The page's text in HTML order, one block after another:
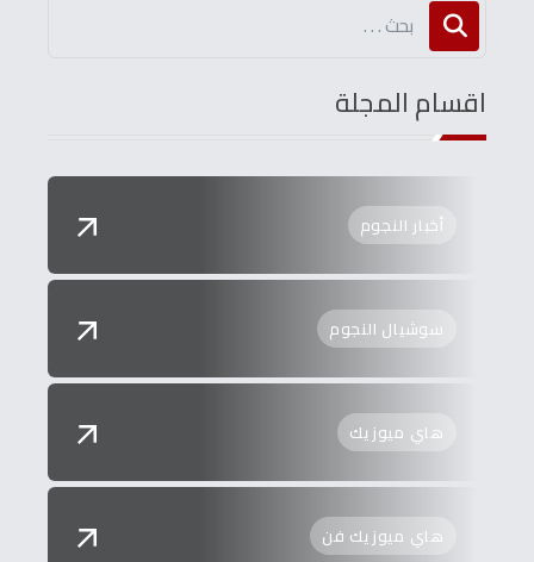
اقسام المجلة
أخبار النجوم
سوشيال النجوم
هاي ميوزيك
هاي ميوزيك فن